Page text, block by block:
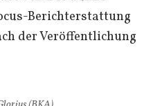
Berichterstattung
der Veröffentlichung